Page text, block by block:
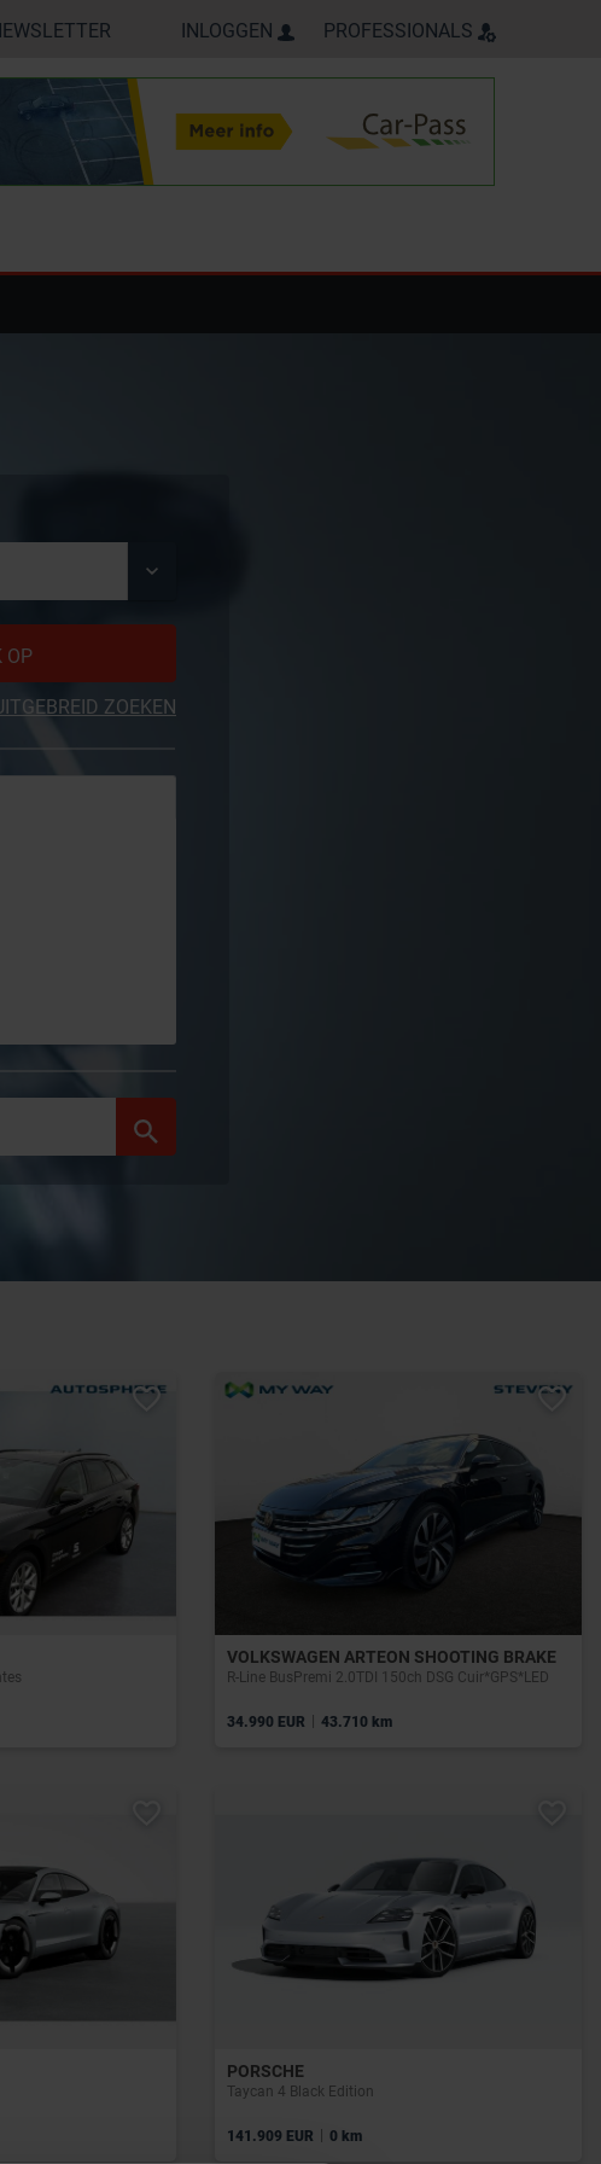
INLOGGEN PROFESSIONALS
OP
ZOEKEN
VOLKSWAGEN ARTEON SHOOTING BRAKE
R-Line BusPremi 2.0TDI 150ch DSG Cuir*GPS*LED
34.990 EUR | 43.710 km
PORSCHE
Taycan 4 Black Edition
141.909 EUR | 0 km